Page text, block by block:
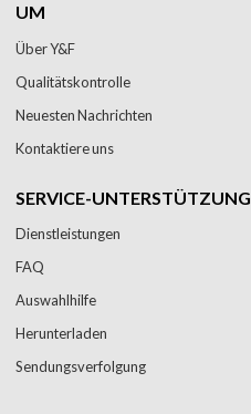
UM
Über Y&F
Qualitätskontrolle
Neuesten Nachrichten
Kontaktiere uns
SERVICE-UNTERSTÜTZUNG
Dienstleistungen
FAQ
Auswahlhilfe
Herunterladen
Sendungsverfolgung